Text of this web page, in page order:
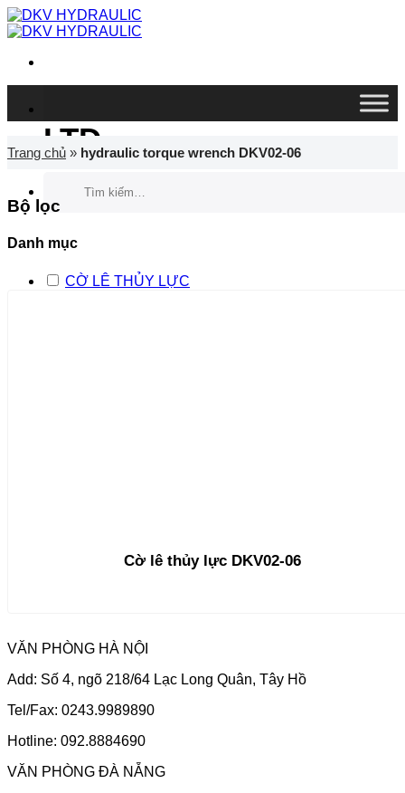
Chuyển
đến
dung
LTD
Trang chủ » hydraulic torque wrench DKV02-06
Bộ lọc
Danh mục
CỜ LÊ THỦY LỰC
Cờ lê thủy lực DKV02-06
VĂN PHÒNG HÀ NỘI
Add: Số 4, ngõ 218/64 Lạc Long Quân, Tây Hồ
Tel/Fax: 0243.9989890
Hotline: 092.8884690
VĂN PHÒNG ĐÀ NẴNG